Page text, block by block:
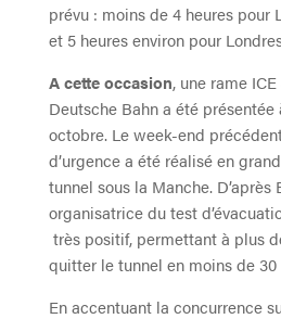
prévu : moins de 4 heures pour
et 5 heures environ pour
A cette occasion, une rame
Deutsche Bahn a été présentée
octobre. Le week-end
d’urgence a été réalisé en
tunnel sous la Manche. D’après
organisatrice du test
très positif, permettant à plus
quitter le tunnel en moins de 30
En accentuant la concurrence